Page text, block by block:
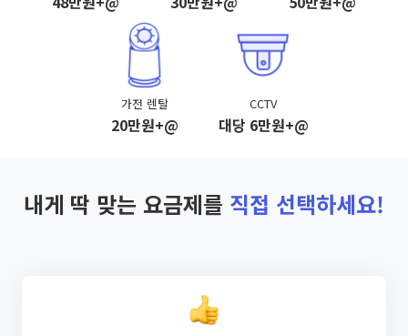
가전 렌탈
20만원+@
CCTV
대당 6만원+@
내게 딱 맞는 요금제를 직접 선택하세요!